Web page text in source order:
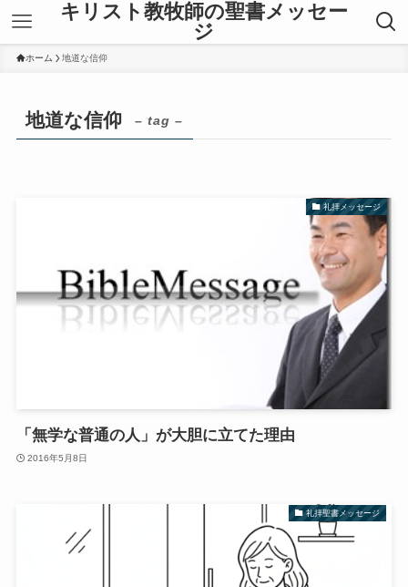
キリスト教牧師の聖書メッセー
ジ
ホーム 地道な信仰
地道な信仰 – tag –
礼拝メッセージ
「無学な普通の人」が大胆に立てた理由
2016年5月8日
礼拝聖書メッセージ